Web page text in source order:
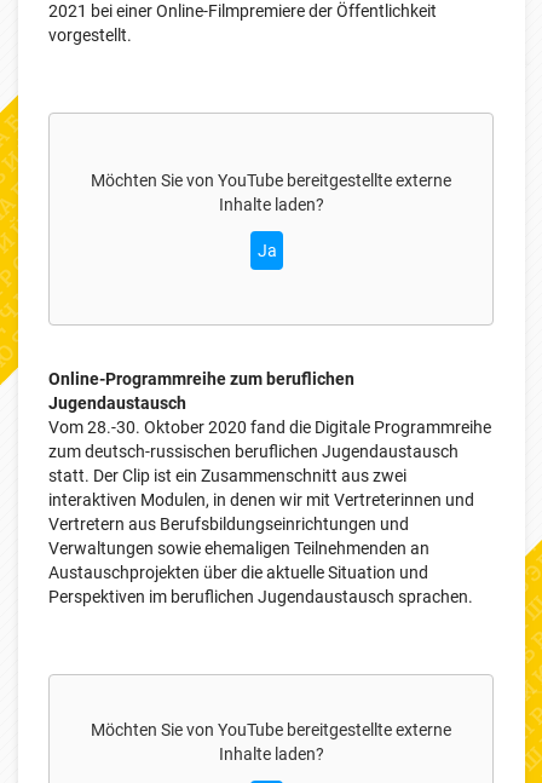
2021 bei einer Online-Filmpremiere der Öffentlichkeit
vorgestellt.
Möchten Sie von YouTube bereitgestellte externe
Inhalte laden?
Ja
Online-Programmreihe zum beruflichen
Jugendaustausch
Vom 28.-30. Oktober 2020 fand die Digitale Programmreihe
zum deutsch-russischen beruflichen Jugendaustausch
statt. Der Clip ist ein Zusammenschnitt aus zwei
interaktiven Modulen, in denen wir mit Vertreterinnen und
Vertretern aus Berufsbildungseinrichtungen und
Verwaltungen sowie ehemaligen Teilnehmenden an
Austauschprojekten über die aktuelle Situation und
Perspektiven im beruflichen Jugendaustausch sprachen.
Möchten Sie von YouTube bereitgestellte externe
Inhalte laden?